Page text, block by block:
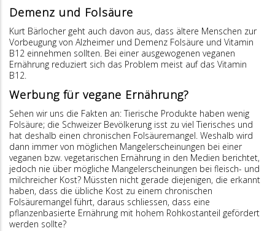
Demenz und Folsäure
Kurt Bärlocher geht auch davon aus, dass ältere Menschen zur
Vorbeugung von Alzheimer und Demenz Folsäure und Vitamin
B12 einnehmen sollten. Bei einer ausgewogenen veganen
Ernährung reduziert sich das Problem meist auf das Vitamin
B12.
Werbung für vegane Ernährung?
Sehen wir uns die Fakten an: Tierische Produkte haben wenig
Folsäure; die Schweizer Bevölkerung isst zu viel Tierisches und
hat deshalb einen chronischen Folsäuremangel. Weshalb wird
dann immer von möglichen Mangelerscheinungen bei einer
veganen bzw. vege­ta­ri­schen Ernährung in den Medien berichtet,
jedoch nie über mögliche Mangelerscheinungen bei fleisch- und
milchreicher Kost? Müssten nicht gerade diejenigen, die erkannt
haben, dass die übliche Kost zu einem chronischen
Folsäuremangel führt, daraus schliessen, dass eine
pflanzenbasierte Ernährung mit hohem Rohkost­anteil gefördert
werden sollte?